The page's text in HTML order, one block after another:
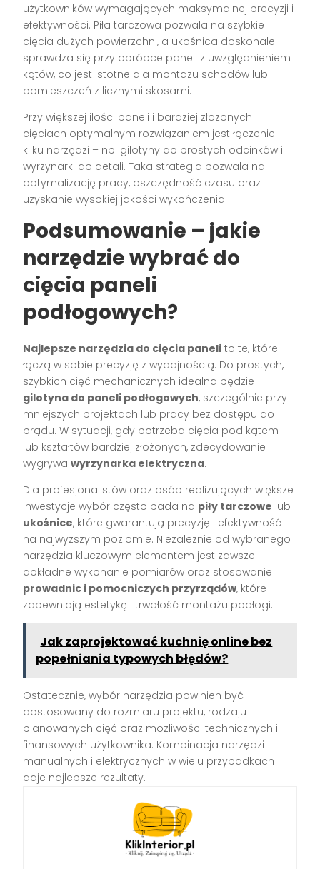
użytkowników wymagających maksymalnej precyzji i
efektywności. Piła tarczowa pozwala na szybkie
cięcia dużych powierzchni, a ukośnica doskonale
sprawdza się przy obróbce paneli z uwzględnieniem
kątów, co jest istotne dla montażu schodów lub
pomieszczeń z licznymi skosami.
Przy większej ilości paneli i bardziej złożonych
cięciach optymalnym rozwiązaniem jest łączenie
kilku narzędzi – np. gilotyny do prostych odcinków i
wyrzynarki do detali. Taka strategia pozwala na
optymalizację pracy, oszczędność czasu oraz
uzyskanie wysokiej jakości wykończenia.
Podsumowanie – jakie
narzędzie wybrać do
cięcia paneli
podłogowych?
Najlepsze narzędzia do cięcia paneli to te, które
łączą w sobie precyzję z wydajnością. Do prostych,
szybkich cięć mechanicznych idealna będzie
gilotyna do paneli podłogowych, szczególnie przy
mniejszych projektach lub pracy bez dostępu do
prądu. W sytuacji, gdy potrzeba cięcia pod kątem
lub kształtów bardziej złożonych, zdecydowanie
wygrywawyrzynarka elektryczna.
Dla profesjonalistów oraz osób realizujących większe
inwestycje wybór często pada na piły tarczowe lub
ukośnice, które gwarantują precyzję i efektywność
na najwyższym poziomie. Niezależnie od wybranego
narzędzia kluczowym elementem jest zawsze
dokładne wykonanie pomiarów oraz stosowanie
prowadnic i pomocniczych przyrządów, które
zapewniają estetykę i trwałość montażu podłogi.
Jak zaprojektować kuchnię online bez
popełniania typowych błędów?
Ostatecznie, wybór narzędzia powinien być
dostosowany do rozmiaru projektu, rodzaju
planowanych cięć oraz możliwości technicznych i
finansowych użytkownika. Kombinacja narzędzi
manualnych i elektrycznych w wielu przypadkach
daje najlepsze rezultaty.